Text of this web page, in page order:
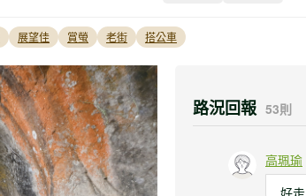
展望佳 賞螢 老街 搭公車
路況回報 53則
高珮瑜
好走